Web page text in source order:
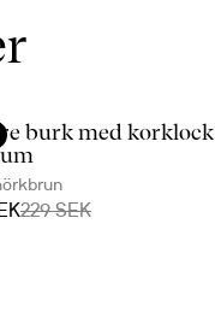
burk med korklock
229 SEK